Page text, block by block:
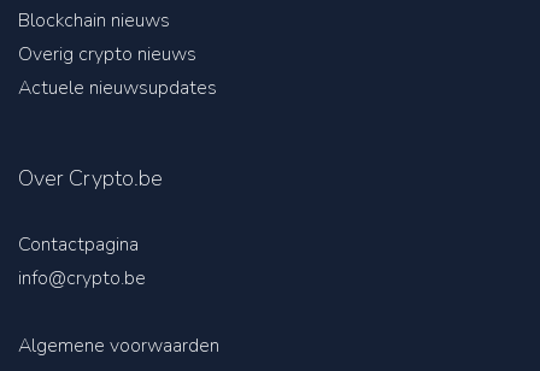
Blockchain nieuws
Overig crypto nieuws
Actuele nieuwsupdates
Over Crypto.be
Contactpagina
info@crypto.be
Algemene voorwaarden